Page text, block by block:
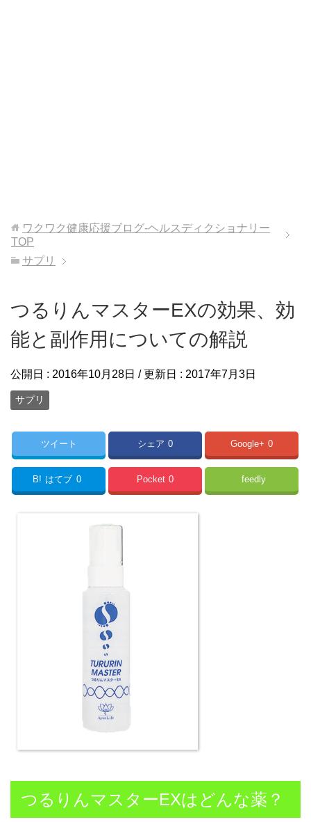
ワクワク健康応援ブログ-ヘルスディクショナリー
TOP
サプリ
つるりんマスターEXの効果、効
能と副作用についての解説
公開日 : 2016年10月28日 / 更新日 : 2017年7月3日
サプリ
ツイート シェア 0 Google+ 0
B! はてブ 0 Pocket 0 feedly
つるりんマスターEXはどんな薬？